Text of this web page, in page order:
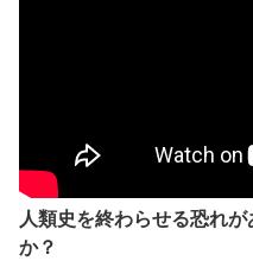
人類史を終わらせる恐れ
か？